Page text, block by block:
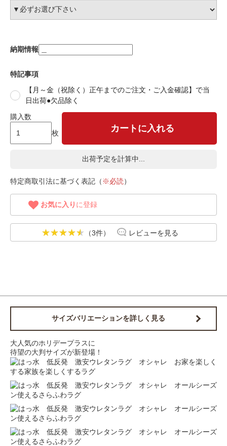
納期情報
特記事項
【月～金（祝除く）正午までのご注文・ご入金確認】で当
日出荷●欠品除く
購入数
枚
カートに入れる
出荷予定を計算中...
特定商取引法に基づく表記（ ※必読）
お気に入り に登録
（3件） レビューを見る
サイズバリエーションを詳しく見る
大人気のホリデープラスに
待望の大判サイズが新登場！